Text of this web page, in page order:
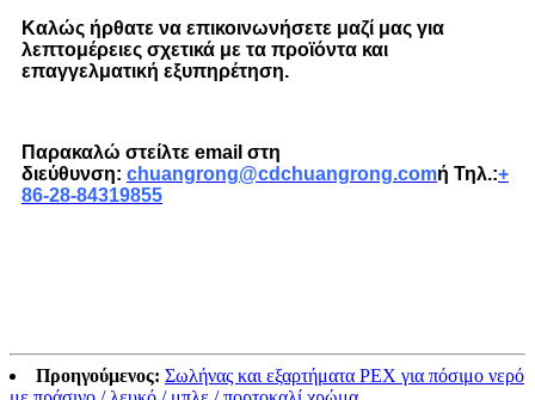
Καλώς ήρθατε να επικοινωνήσετε μαζί μας για
λεπτομέρειες σχετικά με τα προϊόντα και
επαγγελματική εξυπηρέτηση.
Παρακαλώ στείλτε email στη
διεύθυνση: chuangrong@cdchuangrong.comή Τηλ.:+
86-28-84319855
Προηγούμενος: Σωλήνας και εξαρτήματα PEX για πόσιμο νερό